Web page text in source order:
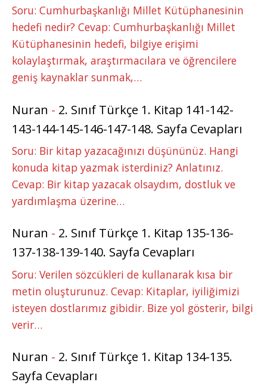
Soru: Cumhurbaşkanlığı Millet Kütüphanesinin
hedefi nedir? Cevap: Cumhurbaşkanlığı Millet
Kütüphanesinin hedefi, bilgiye erişimi
kolaylaştırmak, araştırmacılara ve öğrencilere
geniş kaynaklar sunmak,…
Nuran - 2. Sınıf Türkçe 1. Kitap 141-142-
143-144-145-146-147-148. Sayfa Cevapları
Soru: Bir kitap yazacağınızı düşününüz. Hangi
konuda kitap yazmak isterdiniz? Anlatınız.
Cevap: Bir kitap yazacak olsaydım, dostluk ve
yardımlaşma üzerine…
Nuran - 2. Sınıf Türkçe 1. Kitap 135-136-
137-138-139-140. Sayfa Cevapları
Soru: Verilen sözcükleri de kullanarak kısa bir
metin oluşturunuz. Cevap: Kitaplar, iyiliğimizi
isteyen dostlarımız gibidir. Bize yol gösterir, bilgi
verir…
Nuran - 2. Sınıf Türkçe 1. Kitap 134-135.
Sayfa Cevapları